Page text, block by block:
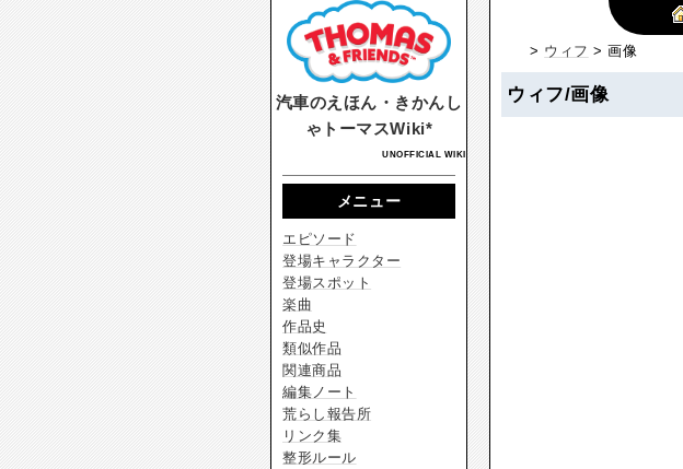
汽車のえほん・きかんし
ゃトーマスWiki*
UNOFFICIAL WIKI
> ウィフ > 画像
ウィフ/画像
メニュー
エピソード
登場キャラクター
登場スポット
楽曲
作品史
類似作品
関連商品
編集ノート
荒らし報告所
リンク集
整形ルール